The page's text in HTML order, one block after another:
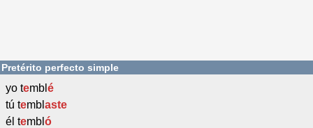
Pretérito perfecto simple
yo tembl é
tú tembl aste
él tembl ó